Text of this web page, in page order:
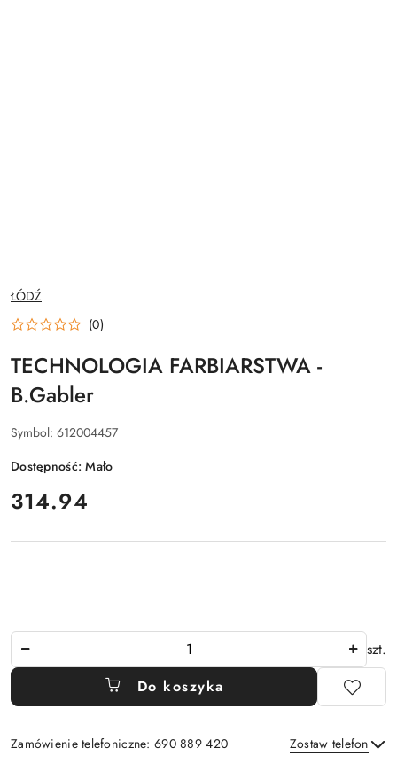
NAZWA
PRODUCENTA:
ŁÓDŹ
(0)
TECHNOLOGIA FARBIARSTWA -
B.Gabler
Symbol: 612004457
Dostępność:Mało
cena:
314.94
szt.
Do koszyka
Zamówienie telefoniczne: 690 889 420 Zostaw telefon